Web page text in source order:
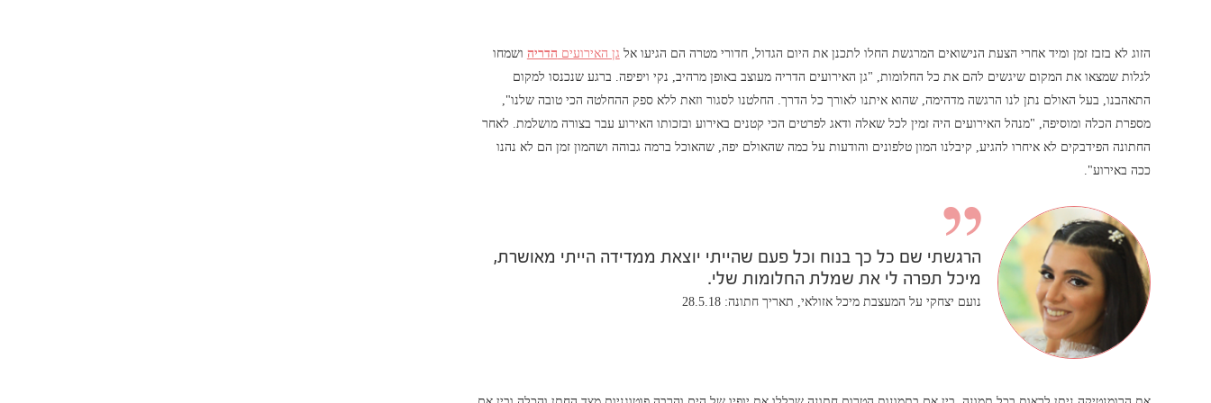
הזוג לא בזבז זמן ומיד אחרי הצעת הנישואים המרגשת החלו לתכנן את היום הגדול, חדורי מטרה הם הגיעו אל גן האירועים הדריה ושמחו
לגלות שמצאו את המקום שיגשים להם את כל החלומות, "גן האירועים הדריה מעוצב באופן מרהיב, נקי ויפיפה. ברגע שנכנסו למקום
התאהבנו, בעל האולם נתן לנו הרגשה מדהימה, שהוא איתנו לאורך כל הדרך. החלטנו לסגור וזאת ללא ספק ההחלטה הכי טובה שלנו",
מספרת הכלה ומוסיפה, "מנהל האירועים היה זמין לכל שאלה ודאג לפרטים הכי קטנים באירוע ובזכותו האירוע עבר בצורה מושלמת. לאחר
החתונה הפידבקים לא איחרו להגיע, קיבלנו המון טלפונים והודעות על כמה שהאולם יפה, שהאוכל ברמה גבוהה ושהמון זמן הם לא נהנו
ככה באירוע".
הרגשתי שם כל כך בנוח וכל פעם שהייתי יוצאת ממדידה הייתי מאושרת,
מיכל תפרה לי את שמלת החלומות שלי.
נועם יצחקי על המעצבת מיכל אזולאי, תאריך חתונה: 28.5.18